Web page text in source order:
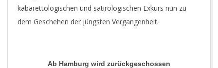
kabarettologischen und satirologischen Exkurs nun zu
dem Geschehen der jüngsten Vergangenheit.
Ab Hamburg wird zurückgeschossen